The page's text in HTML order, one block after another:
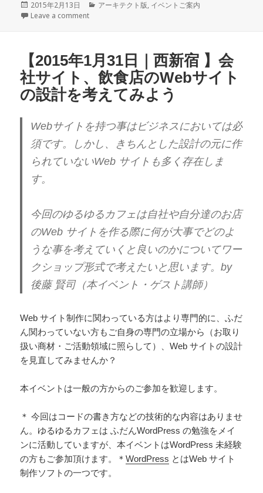
投
稿
2015年2月13日
カ
アーキテクト版, イベントご案内
Leave a comment
【2015年1月31日｜西新宿 】会
社サイト、飲食店のWebサイト
の設計を考えてみよう
Webサイトを持つ事はビジネスにおいては必
須です。しかし、
きちんとした設計の元に作
られていないWeb サイトも多く存在しま
す。
今回のゆるゆるカフェは自社や自分達のお店
のWeb サイトを作る際に何が大事でどのよ
うな事を考えていくと良いのかについてワー
クショップ形式で考えたいと思います。by
後藤 賢司（本イベント・ゲスト講師）
Web サイト制作に関わっている方はより専門的に、ふだ
ん関わっていない方もご自身の専門の立場から（お取り
扱い商材・ご活動領域に照らして）、Web サイトの設計
を見直してみませんか？
本イベントは一般の方からのご参加を歓迎します。
＊ 今回はコードの書き方などの技術的な内容はありませ
ん。ゆるゆるカフェは ふだんWordPress の勉強をメイ
ンに活動していますが、本イベントはWordPress 未経験
の方もご参加頂けます。＊WordPress とはWeb サイト
制作ソフトの一つです。